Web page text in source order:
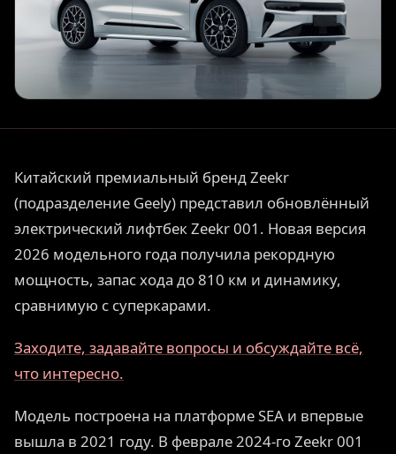
Китайский премиальный бренд Zeekr
(подразделение Geely) представил обновлённый
электрический лифтбек Zeekr 001. Новая версия
2026 модельного года получила рекордную
мощность, запас хода до 810 км и динамику,
сравнимую с суперкарами.
Заходите, задавайте вопросы и обсуждайте всё,
что интересно.
Модель построена на платформе SEA и впервые
вышла в 2021 году. В феврале 2024-го Zeekr 001